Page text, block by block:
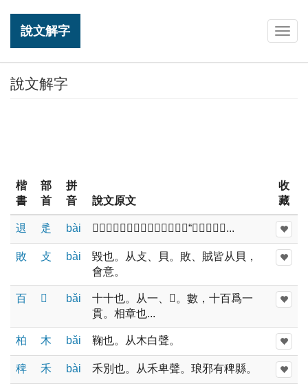
說文解字
說文解字
楷
書
部
首
拼
音
說文原文
收
藏
䢙 辵 bài 𣀩也。从辵貝聲。《周書》曰：“我興受其䢙...
敗 攴 bài
毀也。从攴、貝。敗、賊皆从貝，
會意。
百 𪞶 bǎi
十十也。从一、𪞶。數，十百爲一
貫。相章也...
柏 木 bǎi 鞠也。从木白聲。
稗 禾 bài 禾別也。从禾卑聲。琅邪有稗縣。